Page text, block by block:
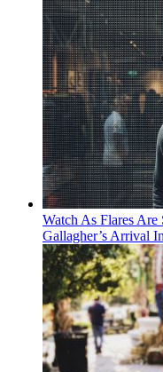
Watch As Flares
Gallagher’s Arrival